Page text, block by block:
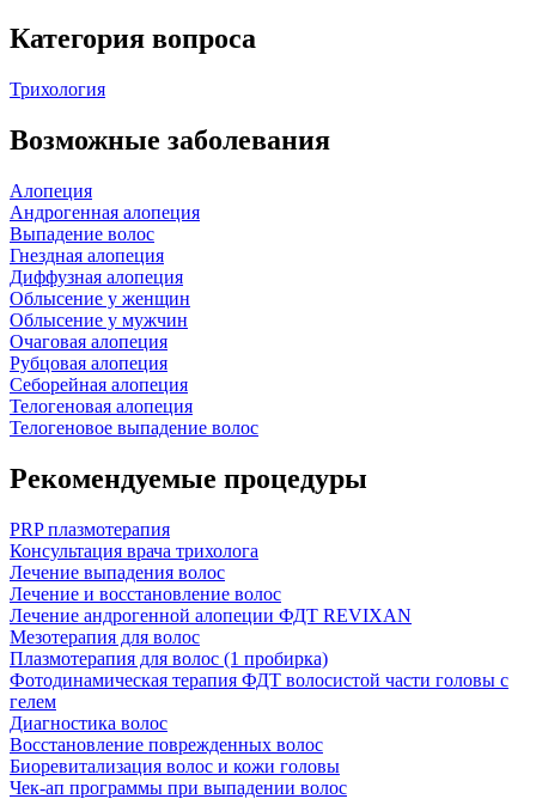
Категория вопроса
Трихология
Возможные заболевания
Алопеция
Андрогенная алопеция
Выпадение волос
Гнездная алопеция
Диффузная алопеция
Облысение у женщин
Облысение у мужчин
Очаговая алопеция
Рубцовая алопеция
Себорейная алопеция
Телогеновая алопеция
Телогеновое выпадение волос
Рекомендуемые процедуры
PRP плазмотерапия
Консультация врача трихолога
Лечение выпадения волос
Лечение и восстановление волос
Лечение андрогенной алопеции ФДТ REVIXAN
Мезотерапия для волос
Плазмотерапия для волос (1 пробирка)
Фотодинамическая терапия ФДТ волосистой части головы с
гелем
Диагностика волос
Восстановление поврежденных волос
Биоревитализация волос и кожи головы
Чек-ап программы при выпадении волос